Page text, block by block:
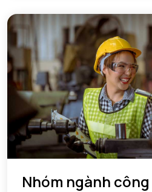
Nhóm ngành